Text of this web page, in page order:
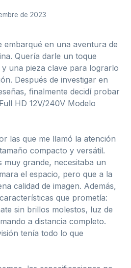
de 2023
embarqué en una aventura de
Quería darle un toque
una pieza clave para lograrlo
Después de investigar en
finalmente decidí probar
HD 12V/240V Modelo
las que me llamó la atención
compacto y versátil.
muy grande, necesitaba un
el espacio, pero que a la
calidad de imagen. Además,
que prometía:
sin brillos molestos, luz de
a distancia completo.
tenía todo lo que